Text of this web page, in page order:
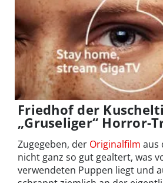
Friedhof der
„Gruseliger“ Horror-
Zugegeben, der Originalfilm aus
nicht ganz so gut gealtert, was
verwendeten Puppen liegt und